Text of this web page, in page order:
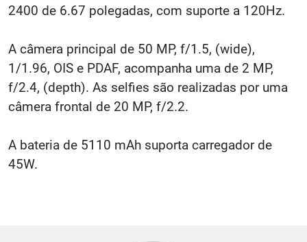
2400 de 6.67 polegadas, com suporte a 120Hz.
A câmera principal de 50 MP, f/1.5, (wide),
1/1.96, OIS e PDAF, acompanha uma de 2 MP,
f/2.4, (depth). As selfies são realizadas por uma
câmera frontal de 20 MP, f/2.2.
A bateria de 5110 mAh suporta carregador de
45W.